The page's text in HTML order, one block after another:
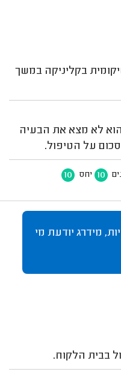
בקליניקה במשך
לא מצא את הבעיה
על הטיפול.
10 יחס 10
מידרג יודעת מי
בבית הלקוח.